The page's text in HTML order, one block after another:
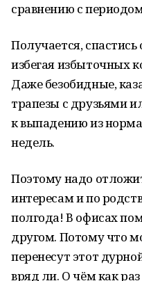
сравнению с
Получается,
избегая избыточных
Даже безобидные,
трапезы с друзьями
к выпадению из
недель.
Поэтому надо
интересам и по
полгода! В офисах
другом. Потому что
перенесут этот
вряд ли. О чём как